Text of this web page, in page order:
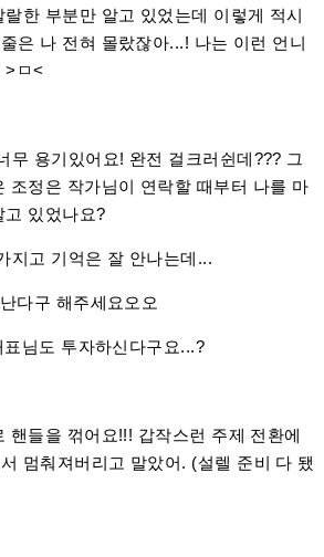
한 부분만 알고 있었는데 이렇게 적시
은 나 전혀 몰랐잖아...! 나는 이런 언니
>ㅁ<
무 용기있어요! 완전 걸크러쉰데??? 그
조정은 작가님이 연락할 때부터 나를 마
고 있었나요?
지고 기억은 잘 안나는데...
다구 해주세요오오
표님도 투자하신다구요...?
핸들을 꺾어요!!! 갑작스런 주제 전환에
멈춰져버리고 말았어. (설렐 준비 다 됐